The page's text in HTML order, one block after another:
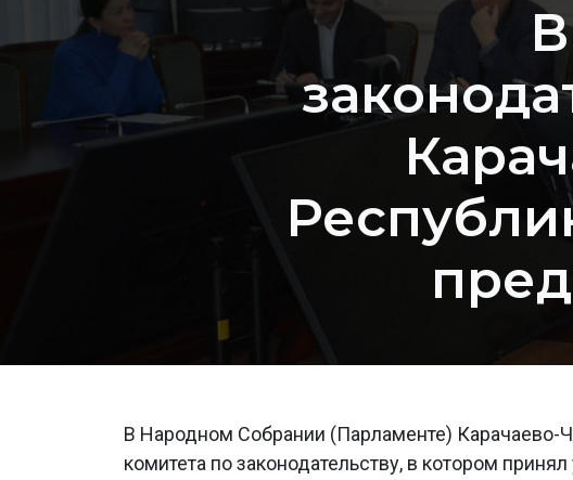
В Народном Собрании (Парламенте) Карачаево-
комитета по законодательству, в котором